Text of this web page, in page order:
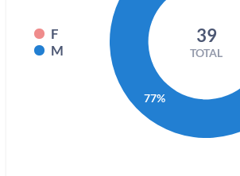
F
M
39
TOTAL
77%